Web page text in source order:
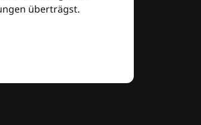
überträgst.